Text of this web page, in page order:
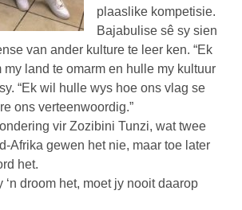
plaaslike kompetisie.
Bajabulise sê sy sien
van ander kulture te leer ken. “Ek
my land te omarm en hulle my kultuur
“Ek wil hulle wys hoe ons vlag se
ons verteenwoordig.”
vir Zozibini Tunzi, wat twee
Afrika gewen het nie, maar toe later
het.
‘n droom het, moet jy nooit daarop